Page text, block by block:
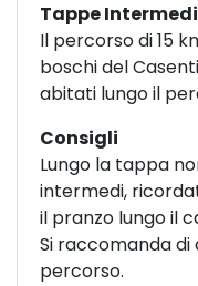
Tappe
Il percorso di 15
boschi del
abitati lungo il
Consigli
Lungo la tappa
intermedi,
il pranzo lungo il
Si raccomanda
percorso.